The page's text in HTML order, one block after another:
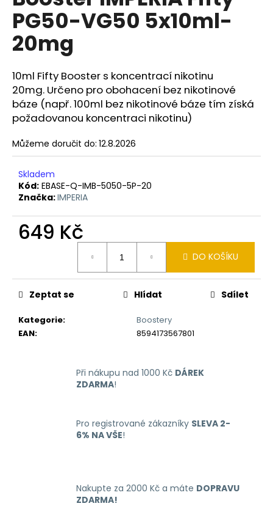
0,0
5
hvězdiček.
PG50-VG50 5x10ml-
20mg
10ml Fifty Booster s koncentrací nikotinu
20mg. Určeno pro obohacení bez nikotinové
báze (např. 100ml bez nikotinové báze tím získá
požadovanou koncentraci nikotinu)
Můžeme doručit do: 12.8.2026
Skladem
Kód: EBASE-Q-IMB-5050-5P-20
Značka:IMPERIA
649 Kč
DO KOŠÍKU
Kategorie:
Boostery
EAN: 8594173567801
Zeptat se Hlídat Sdílet
Při nákupu nad 1000 Kč DÁREK
ZDARMA!
Pro registrované zákazníky SLEVA 2-
6% NA VŠE!
Nakupte za 2000 Kč a máte DOPRAVU
ZDARMA!
a
j
í
?
HLEDAT
D
p
o
č
u
e
m